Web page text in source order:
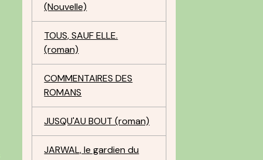
(Nouvelle)
TOUS, SAUF ELLE.
(roman)
COMMENTAIRES DES
ROMANS
JUSQU'AU BOUT (roman)
JARWAL, le gardien du